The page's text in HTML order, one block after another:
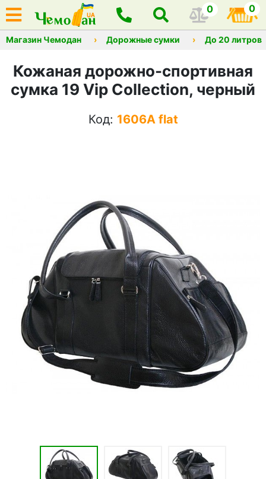
0 0
Магазин Чемодан Дорожные сумки До 20 литров
Кожаная дорожно-спортивная
сумка 19 Vip Collection, черный
Код: 1606A flat